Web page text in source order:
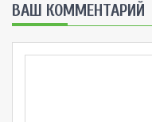
ВАШ КОММЕНТАРИЙ